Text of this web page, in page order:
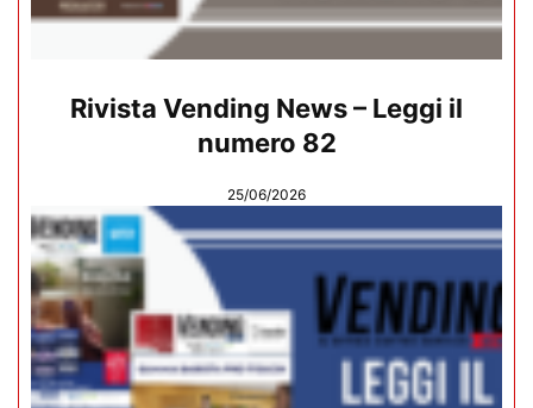
Rivista Vending News – Leggi il
numero 82
25/06/2026